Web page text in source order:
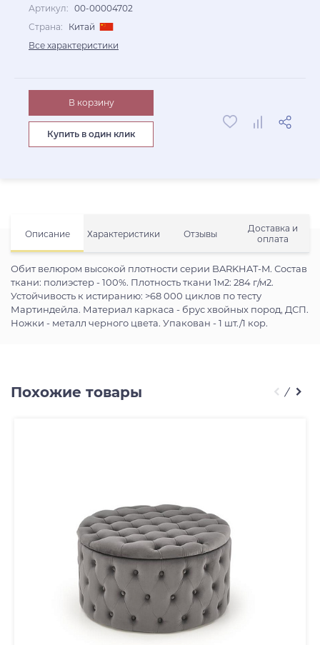
Описание Характеристики Отзывы
Доставка и
оплата
Обит велюром высокой плотности серии BARKHAT-M. Состав
ткани: полиэстер - 100%. Плотность ткани 1м2: 284 г/м2.
Устойчивость к истиранию: >68 000 циклов по тесту
Мартиндейла. Материал каркаса - брус хвойных пород, ДСП.
Ножки - металл черного цвета. Упакован - 1 шт./1 кор.
Артикул: 00-00004702
Страна:
Китай
Все характеристики
В корзину
Купить в один клик
Похожие товары